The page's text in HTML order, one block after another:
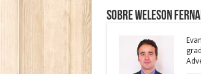
Sobre Weleson